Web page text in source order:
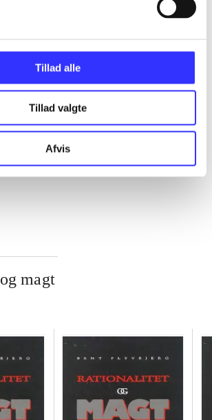
Tillad alle
Tillad valgte
Afvis
magt